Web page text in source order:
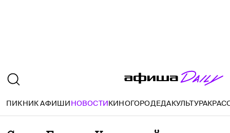
ПИКНИК АФИШИНОВОСТИКИНОГОРОДЕДАКУЛЬТУРА